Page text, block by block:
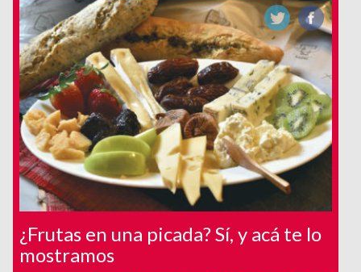
¿Frutas en una picada? Sí, y acá te lo
mostramos